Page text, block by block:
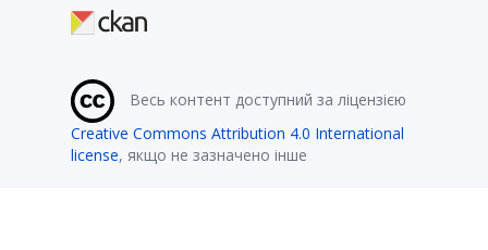
Весь контент доступний за ліцензією
Creative Commons Attribution 4.0 International
license, якщо не зазначено інше